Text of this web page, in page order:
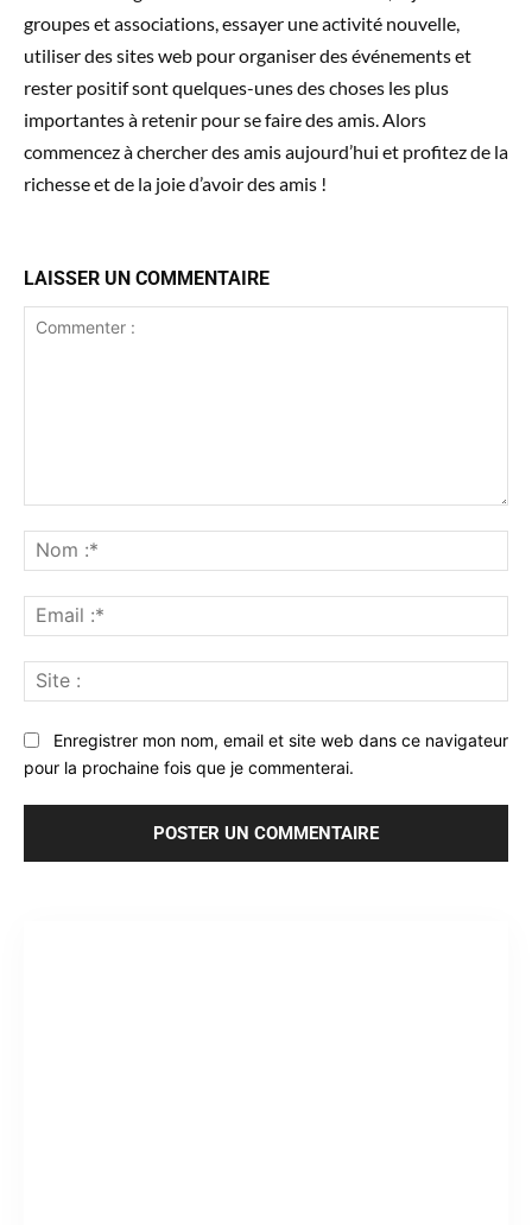
groupes et associations, essayer une activité nouvelle,
utiliser des sites web pour organiser des événements et
rester positif sont quelques-unes des choses les plus
importantes à retenir pour se faire des amis. Alors
commencez à chercher des amis aujourd’hui et profitez de la
richesse et de la joie d’avoir des amis !
LAISSER UN COMMENTAIRE
:*
:*
:
Enregistrer mon nom, email et site web dans ce navigateur
pour la prochaine fois que je commenterai.